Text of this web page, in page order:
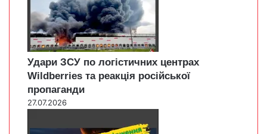
Удари ЗСУ по логістичних центрах
Wildberries та реакція російської
пропаганди
27.07.2026